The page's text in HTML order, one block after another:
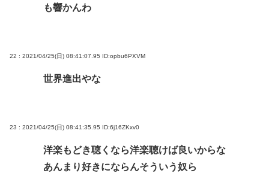
も響かんわ
22 : 2021/04/25(日) 08:41:07.95 ID:opbu6PXVM
世界進出やな
23 : 2021/04/25(日) 08:41:35.95 ID:6j16ZKxv0
洋楽もどき聴くなら洋楽聴けば良いからな
あんまり好きにならんそういう奴ら